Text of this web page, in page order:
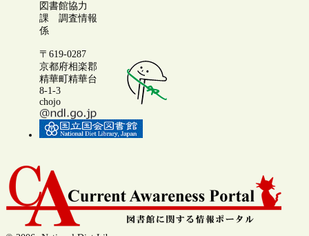
図書館協力
課 調査情報
係
〒619-0287
京都府相楽郡
精華町精華台
8-1-3
chojo